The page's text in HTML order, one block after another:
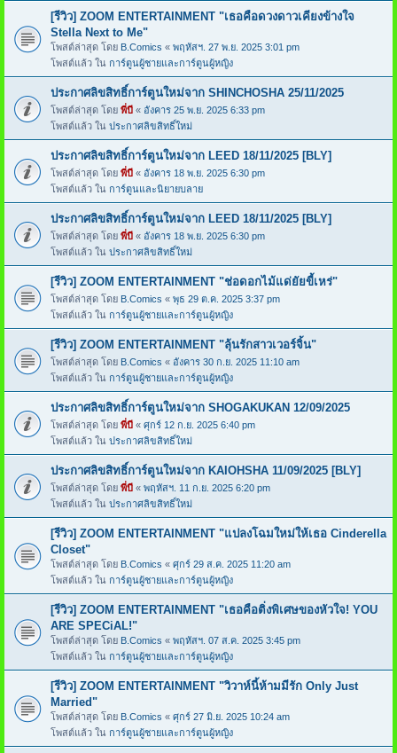
[รีวิว] ZOOM ENTERTAINMENT "เธอคือดวงดาวเคียงข้างใจ
Stella Next to Me"
โพสต์ล่าสุด โดย B.Comics « พฤหัสฯ. 27 พ.ย. 2025 3:01 pm
โพสต์แล้ว ใน การ์ตูนผู้ชายและการ์ตูนผู้หญิง
ประกาศลิขสิทธิ์การ์ตูนใหม่จาก SHINCHOSHA 25/11/2025
โพสต์ล่าสุด โดย พี่บี « อังคาร 25 พ.ย. 2025 6:33 pm
โพสต์แล้ว ใน ประกาศลิขสิทธิ์ใหม่
ประกาศลิขสิทธิ์การ์ตูนใหม่จาก LEED 18/11/2025 [BLY]
โพสต์ล่าสุด โดย พี่บี « อังคาร 18 พ.ย. 2025 6:30 pm
โพสต์แล้ว ใน การ์ตูนและนิยายบลาย
ประกาศลิขสิทธิ์การ์ตูนใหม่จาก LEED 18/11/2025 [BLY]
โพสต์ล่าสุด โดย พี่บี « อังคาร 18 พ.ย. 2025 6:30 pm
โพสต์แล้ว ใน ประกาศลิขสิทธิ์ใหม่
[รีวิว] ZOOM ENTERTAINMENT "ช่อดอกไม้แด่ยัยขี้เหร่"
โพสต์ล่าสุด โดย B.Comics « พุธ 29 ต.ค. 2025 3:37 pm
โพสต์แล้ว ใน การ์ตูนผู้ชายและการ์ตูนผู้หญิง
[รีวิว] ZOOM ENTERTAINMENT "ลุ้นรักสาวเวอร์จิ้น"
โพสต์ล่าสุด โดย B.Comics « อังคาร 30 ก.ย. 2025 11:10 am
โพสต์แล้ว ใน การ์ตูนผู้ชายและการ์ตูนผู้หญิง
ประกาศลิขสิทธิ์การ์ตูนใหม่จาก SHOGAKUKAN 12/09/2025
โพสต์ล่าสุด โดย พี่บี « ศุกร์ 12 ก.ย. 2025 6:40 pm
โพสต์แล้ว ใน ประกาศลิขสิทธิ์ใหม่
ประกาศลิขสิทธิ์การ์ตูนใหม่จาก KAIOHSHA 11/09/2025 [BLY]
โพสต์ล่าสุด โดย พี่บี « พฤหัสฯ. 11 ก.ย. 2025 6:20 pm
โพสต์แล้ว ใน ประกาศลิขสิทธิ์ใหม่
[รีวิว] ZOOM ENTERTAINMENT "แปลงโฉมใหม่ให้เธอ Cinderella
Closet"
โพสต์ล่าสุด โดย B.Comics « ศุกร์ 29 ส.ค. 2025 11:20 am
โพสต์แล้ว ใน การ์ตูนผู้ชายและการ์ตูนผู้หญิง
[รีวิว] ZOOM ENTERTAINMENT "เธอคือติ่งพิเศษของหัวใจ! YOU
ARE SPECiAL!"
โพสต์ล่าสุด โดย B.Comics « พฤหัสฯ. 07 ส.ค. 2025 3:45 pm
โพสต์แล้ว ใน การ์ตูนผู้ชายและการ์ตูนผู้หญิง
[รีวิว] ZOOM ENTERTAINMENT "วิวาห์นี้ห้ามมีรัก Only Just
Married"
โพสต์ล่าสุด โดย B.Comics « ศุกร์ 27 มิ.ย. 2025 10:24 am
โพสต์แล้ว ใน การ์ตูนผู้ชายและการ์ตูนผู้หญิง